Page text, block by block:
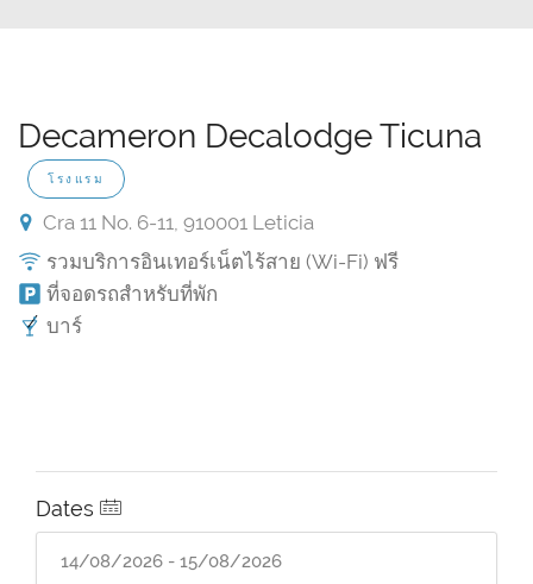
Decameron Decalodge Ticuna
โรงแรม
Cra 11 No. 6-11, 910001 Leticia
รวมบริการอินเทอร์เน็ตไร้สาย (Wi-Fi) ฟรี
ที่จอดรถสำหรับที่พัก
บาร์
Dates